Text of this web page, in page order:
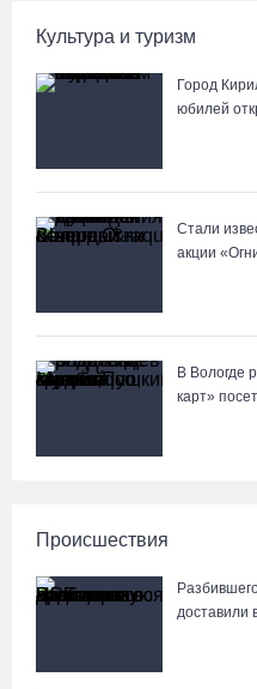
есенинским настроением
05.08.26 / 16:19
Культура и туризм
Город
юбилей
Стали
акции
В Вологде
карт»
Происшествия
доставили